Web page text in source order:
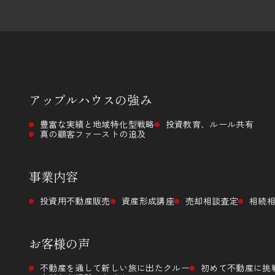
アップルハウスの強み
豊富な実績と地域特化型戦略
投資教育、ルール共有
真の顧客ファーストの追及
事業内容
投資用不動産販売 資産形成講座 売却相談査定 相続
お客様の声
不動産を通して新しい旅に出たクルー
初めて不動産に挑